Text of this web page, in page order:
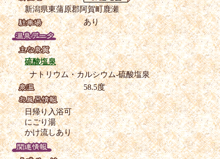
新潟県東蒲原郡阿賀町鹿瀬
あり
硫酸塩泉
ナトリウム・カルシウム-硫酸塩泉
58.5度
日帰り入浴可
にごり湯
かけ流しあり